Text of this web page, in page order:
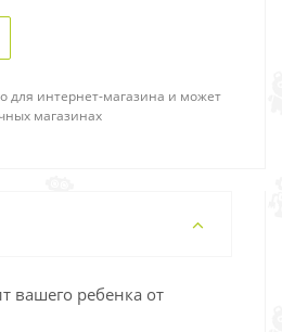
для интернет-магазина и может
магазинах
вашего ребенка от